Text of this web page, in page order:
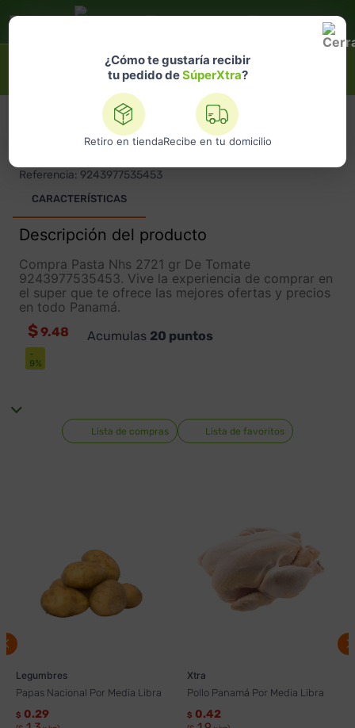
¿Cómo te gustaría recibir
tu pedido deSúperXtra?
Retiro en tiendaRecibe en tu domicilio
¿Qué estás buscando?
Referencia: 9243977535453
CARACTERÍSTICAS
Descripción del producto
Compra Pasta Nhs 2721 gr De Tomate
9243977535453. Vive la experiencia de comprar en
el super que te ofrece las mejores ofertas y precios
en todo Panamá.
-
9%
$9.48 Acumulas 20 puntos
Lista de compras Lista de favoritos
Legumbres
Papas Nacional Por Media Libra
$ 0.29
Xtra
Pollo Panamá Por Media Libra
$ 0.42